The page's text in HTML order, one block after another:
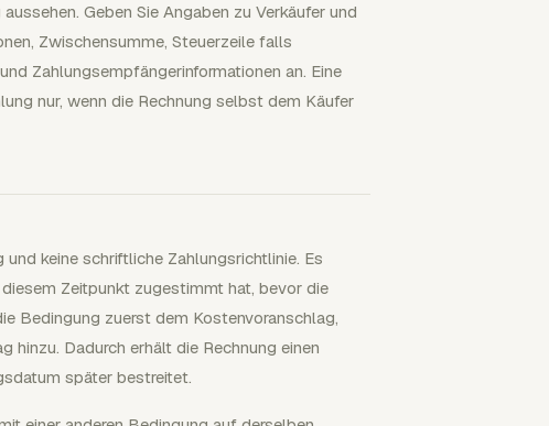
Geben Sie Angaben zu Verkäufer und
Zwischensumme, Steuerzeile falls
Zahlungsempfängerinformationen an. Eine
nur, wenn die Rechnung selbst dem Käufer
keine schriftliche Zahlungsrichtlinie. Es
Zeitpunkt zugestimmt hat, bevor die
Bedingung zuerst dem Kostenvoranschlag,
Dadurch erhält die Rechnung einen
später bestreitet.